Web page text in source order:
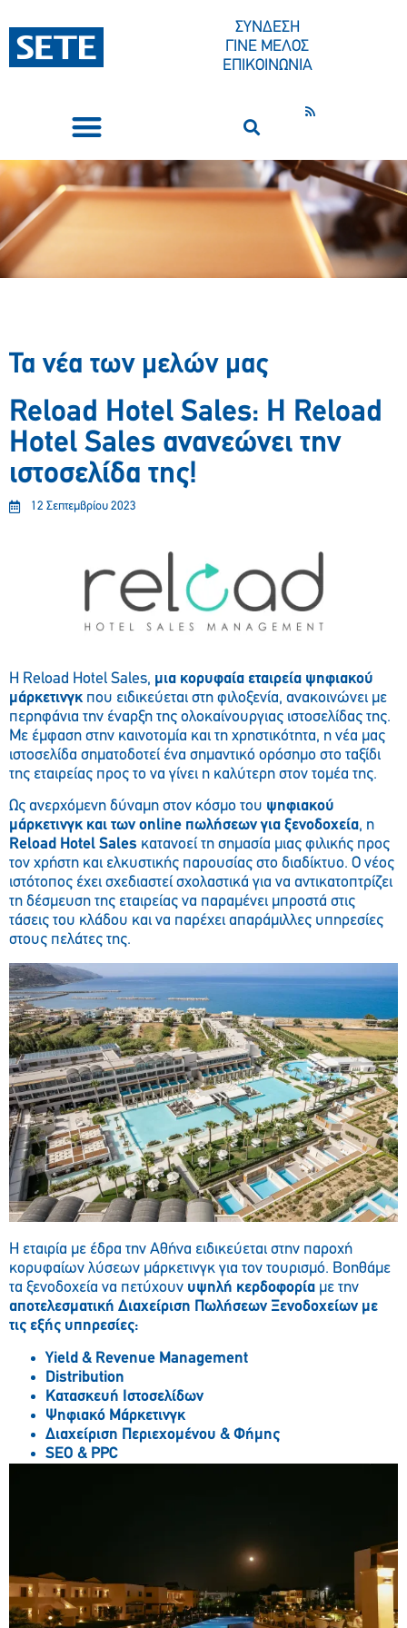
ΣΥΝΔΕΣΗ
ΓΙΝΕ ΜΕΛΟΣ
ΕΠΙΚΟΙΝΩΝΙΑ
Τα νέα των μελών μας
Reload Hotel Sales: H Reload
Hotel Sales ανανεώνει την
ιστοσελίδα της!
12 Σεπτεμβρίου 2023
Η Reload Hotel Sales, μια κορυφαία εταιρεία ψηφιακού
μάρκετινγκ που ειδικεύεται στη φιλοξενία, ανακοινώνει με
περηφάνια την έναρξη της ολοκαίνουργιας ιστοσελίδας της.
Με έμφαση στην καινοτομία και τη χρηστικότητα, η νέα μας
ιστοσελίδα σηματοδοτεί ένα σημαντικό ορόσημο στο ταξίδι
της εταιρείας προς το να γίνει η καλύτερη στον τομέα της.
Ως ανερχόμενη δύναμη στον κόσμο του ψηφιακού
μάρκετινγκ και των online πωλήσεων για ξενοδοχεία, η
Reload Hotel Sales κατανοεί τη σημασία μιας φιλικής προς
τον χρήστη και ελκυστικής παρουσίας στο διαδίκτυο. Ο νέος
ιστότοπος έχει σχεδιαστεί σχολαστικά για να αντικατοπτρίζει
τη δέσμευση της εταιρείας να παραμένει μπροστά στις
τάσεις του κλάδου και να παρέχει απαράμιλλες υπηρεσίες
στους πελάτες της.
Η εταιρία με έδρα την Αθήνα ειδικεύεται στην παροχή
κορυφαίων λύσεων μάρκετινγκ για τον τουρισμό. Βοηθάμε
τα ξενοδοχεία να πετύχουν υψηλή κερδοφορία με την
αποτελεσματική Διαχείριση Πωλήσεων Ξενοδοχείων με
τις εξής υπηρεσίες:
Yield & Revenue Management
Distribution
Kατασκευή Iστοσελίδων
Ψηφιακό Μάρκετινγκ
Διαχείριση Περιεχομένου & Φήμης
SEO & PPC